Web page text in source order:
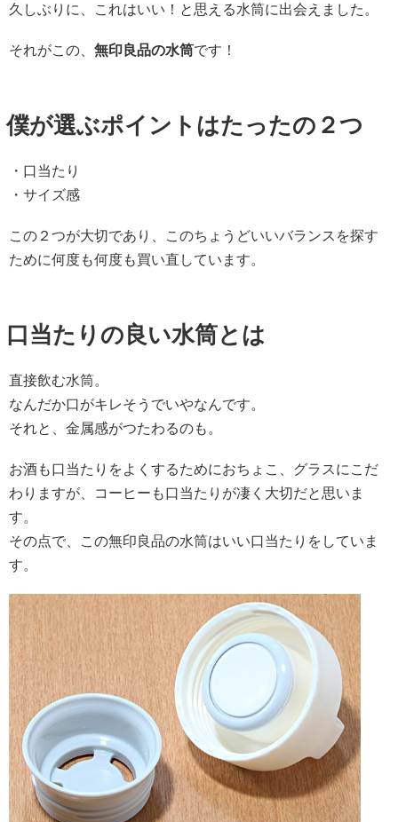
久しぶりに、これはいい！と思える水筒に出会えました。
それがこの、 無印良品の水筒です！
僕が選ぶポイントはたったの２つ
・口当たり
・サイズ感
この２つが大切であり、このちょうどいいバランスを探す
ために何度も何度も買い直しています。
口当たりの良い水筒とは
直接飲む水筒。
なんだか口がキレそうでいやなんです。
それと、金属感がつたわるのも。
お酒も口当たりをよくするためにおちょこ、グラスにこだ
わりますが、コーヒーも口当たりが凄く大切だと思いま
す。
その点で、この無印良品の水筒はいい口当たりをしていま
す。